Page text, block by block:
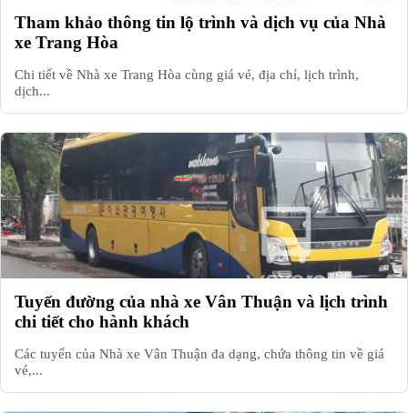
Tham khảo thông tin lộ trình và dịch vụ của Nhà
xe Trang Hòa
Chi tiết về Nhà xe Trang Hòa cùng giá vé, địa chỉ, lịch trình,
dịch...
Tuyến đường của nhà xe Vân Thuận và lịch trình
chi tiết cho hành khách
Các tuyến của Nhà xe Vân Thuận đa dạng, chứa thông tin về giá
vé,...